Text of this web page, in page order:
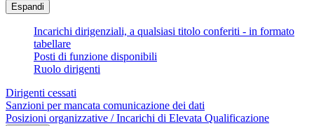
Espandi
Incarichi dirigenziali, a qualsiasi titolo conferiti - in formato
tabellare
Posti di funzione disponibili
Ruolo dirigenti
Dirigenti cessati
Sanzioni per mancata comunicazione dei dati
Posizioni organizzative / Incarichi di Elevata Qualificazione